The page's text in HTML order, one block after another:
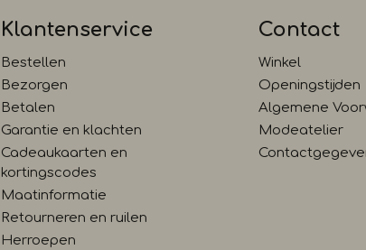
Klantenservice
Bestellen
Bezorgen
Betalen
Garantie en klachten
Cadeaukaarten en
kortingscodes
Maatinformatie
Retourneren en ruilen
Herroepen
Contact
Winkel
Openingstijden
Algemene
Modeatelier